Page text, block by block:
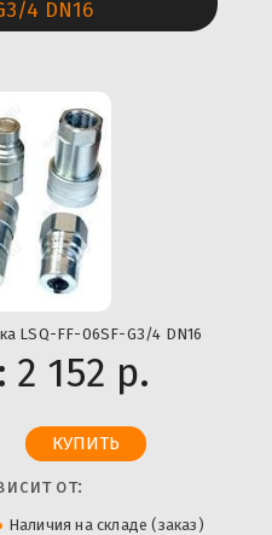
4 DN16
LSQ-FF-06SF-G3/4 DN16
2 152 р.
от:
Наличия на складе (заказ)